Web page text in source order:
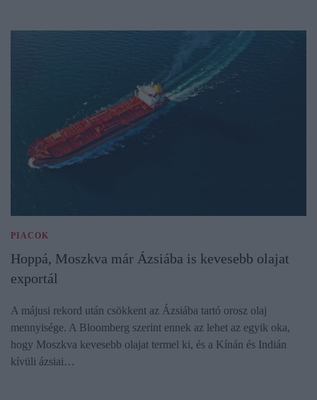
PIACOK
Hoppá, Moszkva már Ázsiába is kevesebb olajat
exportál
A májusi rekord után csökkent az Ázsiába tartó orosz olaj
mennyisége. A Bloomberg szerint ennek az lehet az egyik oka,
hogy Moszkva kevesebb olajat termel ki, és a Kínán és Indián
kívüli ázsiai…